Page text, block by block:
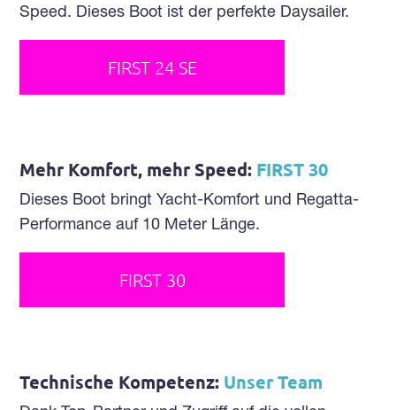
Speed. Dieses Boot ist der perfekte Daysailer.
FIRST 24 SE
Mehr Komfort, mehr Speed: FIRST 30
Dieses Boot bringt Yacht-Komfort und Regatta-
Performance auf 10 Meter Länge.
FIRST 30
Technische Kompetenz: Unser Team